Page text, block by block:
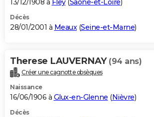
Décès
28/01/2001 à Meaux (Seine-et-Marne)
Therese LAUVERNAY (94 ans)
Créer une cagnotte obsèques
Naissance
16/06/1906 à Glux-en-Glenne (Nièvre)
Décès